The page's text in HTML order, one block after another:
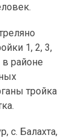
1, 2, 3,
районе
тройка
с. Балахта,